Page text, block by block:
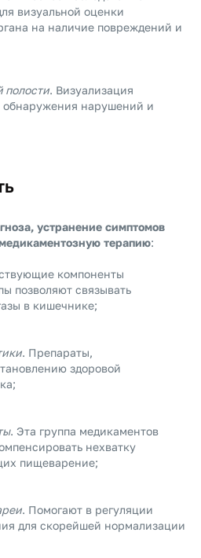
визуальной оценки
на наличие повреждений и
полости. Визуализация
обнаружения нарушений и
устранение симптомов
терапию:
компоненты
позволяют связывать
в кишечнике;
. Препараты,
здоровой
. Эта группа медикаментов
нехватку
пищеварение;
. Помогают в регуляции
для скорейшей нормализации